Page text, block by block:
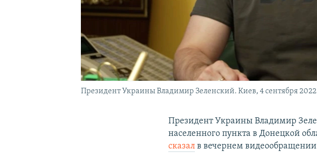
Президент Украины Владимир Зеленский. Киев, 4 сентября 2022
Президент Украины Владимир
населенного пункта в Донецкой
сказал в вечернем видеообращении